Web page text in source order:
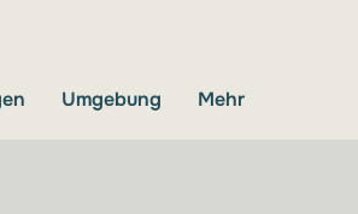
Umgebung Mehr